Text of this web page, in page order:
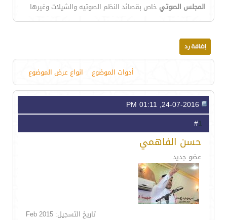
المجلس الصوتي خاص بقصائد النظم الصوتيه والشيلات وغيرها
أدوات الموضوع انواع عرض الموضوع
1
حسن الفاهمي
عضو جديد
تاريخ التسجيل: Feb 2015